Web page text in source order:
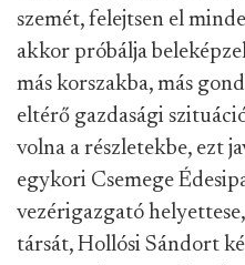
szemét, felejtsen el
akkor próbálja
más korszakba, más
eltérő gazdasági
volna a részletekbe, ezt
egykori Csemege
vezérigazgató
társát, Hollósi Sándort